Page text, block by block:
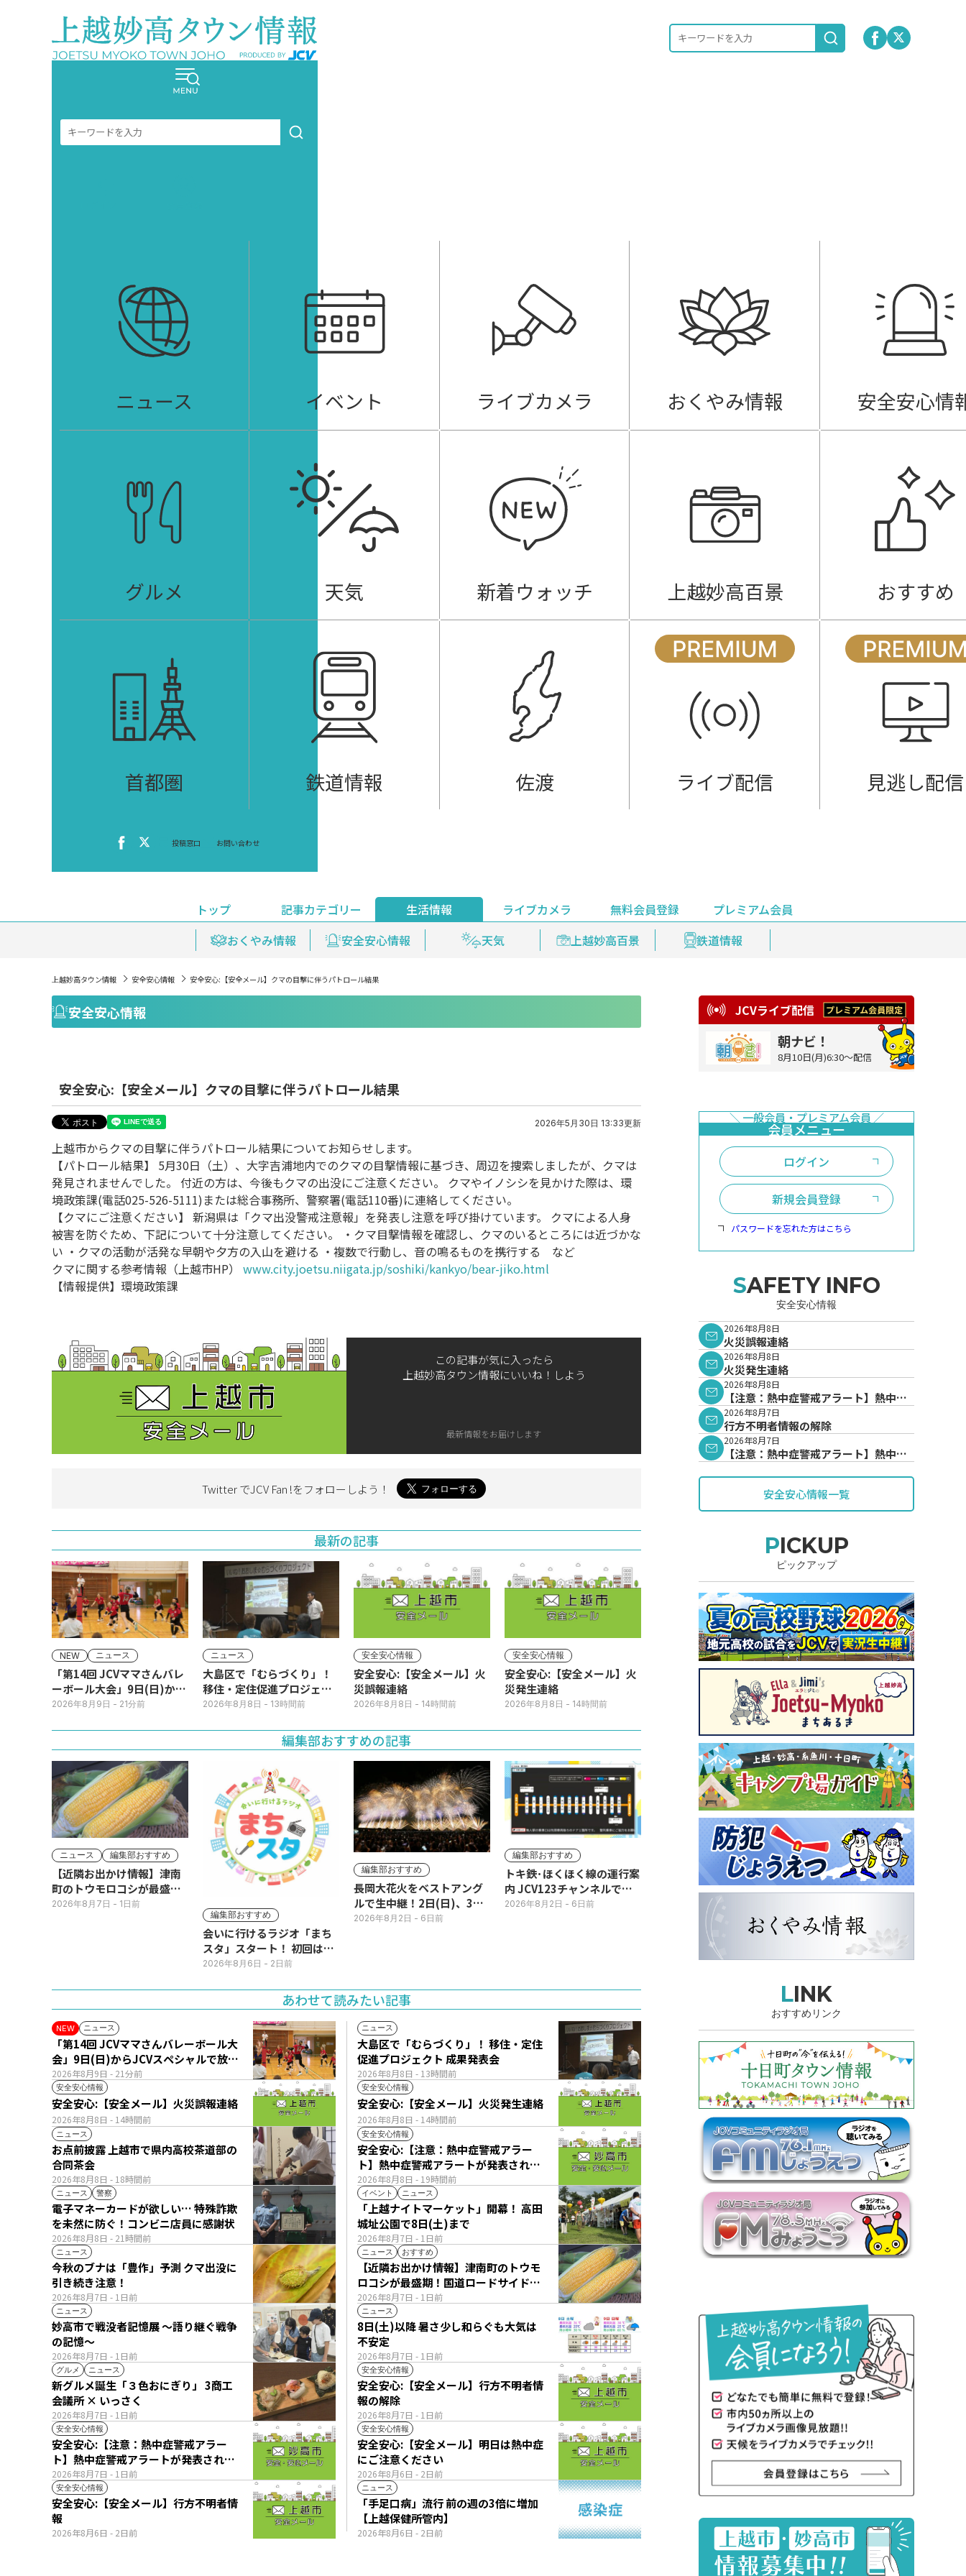
ニュース イベント ライブカメラ おくやみ情報 安全安心情
グルメ 天気 新着ウォッチ 上越妙高百景 おすすめ
首都圏 鉄道情報 佐渡 ライブ配信 見逃し配信
投稿窓口 お問い合わせ
トップ
記事カテゴリー
ニュース
イベント 新着ウォッチ 編集部おすすめ
生活情報
おくやみ情報
安全安心情報 天気 上越妙高百景 鉄道情報
ライブカメラ 無料会員登録
プレミアム会員
ライブ配信
見逃し配信 プレミアム会員登録
上越妙高タウン情報 安全安心情報 安全安心:【安全メール】クマの目撃に伴うパトロール結果
安全安心情報
安全安心:【安全メール】クマの目撃に伴うパトロール結果
2026年5月30日 13:33更新
上越市からクマの目撃に伴うパトロール結果についてお知らせします。
【パトロール結果】 5月30日（土）、大字吉浦地内でのクマの目撃情報に基づき、周辺を捜索しましたが、クマは
発見されませんでした。 付近の方は、今後もクマの出没にご注意ください。 クマやイノシシを見かけた際は、環
境政策課(電話025-526-5111)または総合事務所、警察署(電話110番)に連絡してください。
【クマにご注意ください】 新潟県は「クマ出没警戒注意報」を発表し注意を呼び掛けています。 クマによる人身
被害を防ぐため、下記について十分注意してください。 ・クマ目撃情報を確認し、クマのいるところには近づかな
い ・クマの活動が活発な早朝や夕方の入山を避ける ・複数で行動し、音の鳴るものを携行する など
クマに関する参考情報（上越市HP） www.city.joetsu.niigata.jp/soshiki/kankyo/bear-jiko.html
【情報提供】環境政策課
この記事が気に入ったら
上越妙高タウン情報にいいね！しよう
最新情報をお届けします
Twitter でJCV Fan !をフォローしよう！
最新の記事
NEW ニュース
「第14回 JCVママさんバレ
ーボール大会」9日(日)から
JCVスペシャルで放送！
2026年8月9日 - 21分前
ニュース
大島区で「むらづくり」！
移住・定住促進プロジェク
ト 成果発表会
2026年8月8日 - 13時間前
安全安心情報
安全安心:【安全メール】火
災誤報連絡
2026年8月8日 - 14時間前
安全安心情報
安全安心:【安全メール】火
災発生連絡
2026年8月8日 - 14時間前
編集部おすすめの記事
ニュース 編集部おすすめ
【近隣お出かけ情報】津南
町のトウモロコシが最盛
期！国道ロードサイドの直
2026年8月7日 - 1日前
編集部おすすめ
会いに行けるラジオ「まち
スタ」スタート！ 初回は11
日(火･祝) 公開生放送
2026年8月6日 - 2日前
編集部おすすめ
長岡大花火をベストアング
ルで生中継！2日(日)、3日
(月)
2026年8月2日 - 6日前
編集部おすすめ
トキ鉄･ほくほく線の運行案
内 JCV123チャンネルで平
日毎朝表示
2026年8月2日 - 6日前
あわせて読みたい記事
NEW ニュース
2026年8月9日 - 21分前
「第14回 JCVママさんバレーボール大
会」9日(日)からJCVスペシャルで放
送！
ニュース
2026年8月8日 - 13時間前
大島区で「むらづくり」！ 移住・定住
促進プロジェクト 成果発表会
安全安心情報
2026年8月8日 - 14時間前
安全安心:【安全メール】火災誤報連絡
安全安心情報
2026年8月8日 - 14時間前
安全安心:【安全メール】火災発生連絡
ニュース
2026年8月8日 - 18時間前
お点前披露 上越市で県内高校茶道部の
合同茶会
安全安心情報
2026年8月8日 - 19時間前
安全安心:【注意：熱中症警戒アラー
ト】熱中症警戒アラートが発表されて
います。
ニュース 警察
2026年8月8日 - 21時間前
電子マネーカードが欲しい… 特殊詐欺
を未然に防ぐ！コンビニ店員に感謝状
イベント ニュース
2026年8月7日 - 1日前
「上越ナイトマーケット」開幕！ 高田
城址公園で8日(土)まで
ニュース
2026年8月7日 - 1日前
今秋のブナは「豊作」予測 クマ出没に
引き続き注意！
ニュース おすすめ
2026年8月7日 - 1日前
【近隣お出かけ情報】津南町のトウモ
ロコシが最盛期！国道ロードサイドの
直売所は朝から長い列
ニュース
2026年8月7日 - 1日前
妙高市で戦没者記憶展 ～語り継ぐ戦争
の記憶～
ニュース
2026年8月7日 - 1日前
8日(土)以降 暑さ少し和らぐも大気は
不安定
グルメ ニュース
2026年8月7日 - 1日前
新グルメ誕生「３色おにぎり」 3商工
会議所 × いっさく
安全安心情報
2026年8月7日 - 1日前
安全安心:【安全メール】行方不明者情
報の解除
安全安心情報
2026年8月7日 - 1日前
安全安心:【注意：熱中症警戒アラー
ト】熱中症警戒アラートが発表されて
います。
安全安心情報
2026年8月6日 - 2日前
安全安心:【安全メール】明日は熱中症
にご注意ください
安全安心情報
2026年8月6日 - 2日前
安全安心:【安全メール】行方不明者情
報
ニュース
2026年8月6日 - 2日前
「手足口病」流行 前の週の3倍に増加
【上越保健所管内】
JCVライブ配信
朝ナビ！
8月10日(月)6:30～配信
ログイン
新規会員登録
パスワードを忘れた方はこちら
SAFETY INFO
安全安心情報
2026年8月8日
火災誤報連絡
2026年8月8日
火災発生連絡
2026年8月8日
【注意：熱中症警戒アラート】熱中症
警戒アラートが発表されています。
2026年8月7日
行方不明者情報の解除
2026年8月7日
【注意：熱中症警戒アラート】熱中症
安全安心情報一覧
PICKUP
ピックアップ
LINK
おすすめリンク